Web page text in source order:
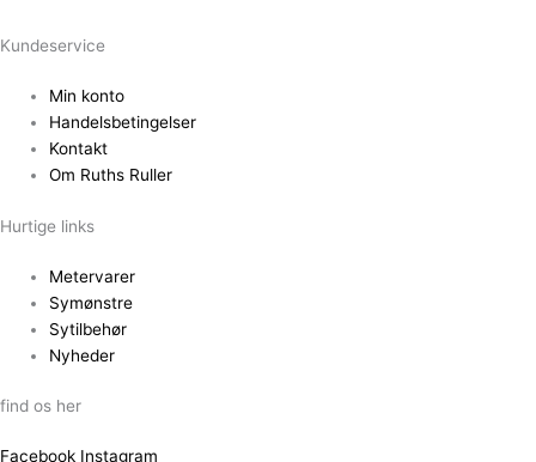
Kundeservice
Min konto
Handelsbetingelser
Kontakt
Om Ruths Ruller
Hurtige links
Metervarer
Symønstre
Sytilbehør
Nyheder
find os her
Facebook Instagram